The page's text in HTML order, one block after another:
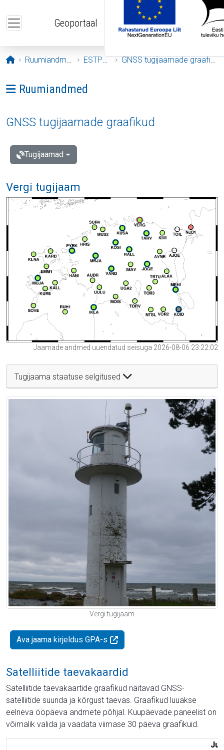
Geoportaal
Avaleht
Ruumiandmed ESTPOS GNSS tugijaamade graafikud
Ava menüü: Ruumiandmed
Ruumiandmed
GNSS tugijaamade graafikud
Tugijaamad
Vergi tugijaam
Jaamade andmed uuendatud seisuga 2026-08-06 23:22:02
Tugijaama staatuse selgitused
Vergi tugijaam
Ava jaama kirjeldus GPA-s
Satelliitide taevakaardid
Satelliitide taevakaartide graafikud näitavad GNSS-
satelliitide suunda ja kõrgust taevas. Graafikud luuakse
eelneva ööpäeva andmete põhjal. Kuupäevade paneelist on
võimalik valida ja vaadata viimase 30 päeva graafikuid.